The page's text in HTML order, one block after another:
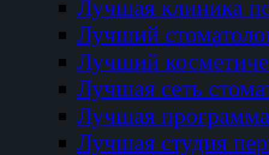
Лучшая клиника
Лучший
Лучший
Лучшая сеть
Лучшая программа
Лучшая студия